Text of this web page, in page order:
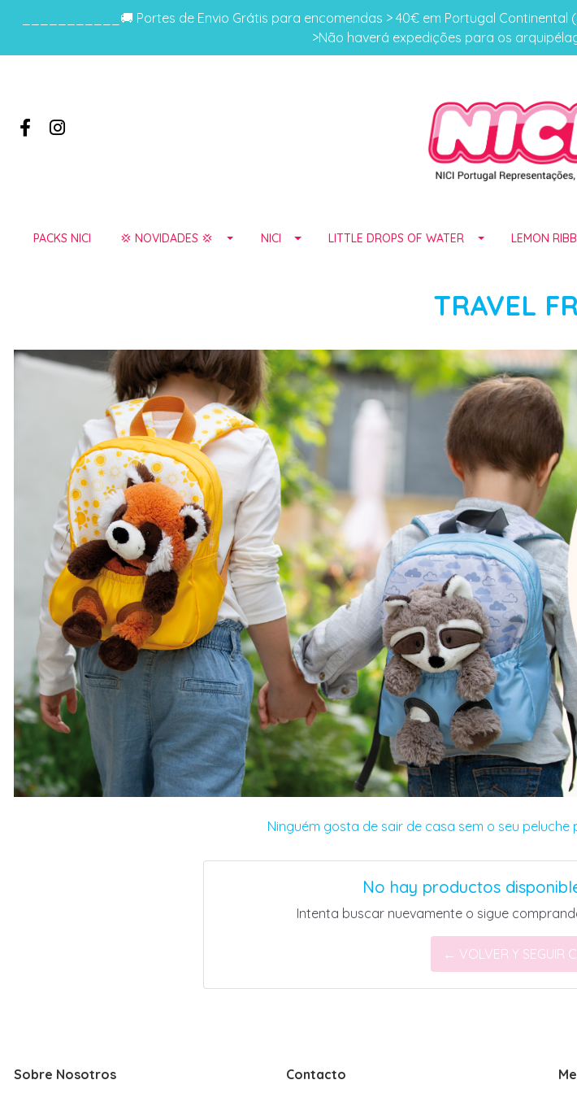
___________🚚 Portes de Envio Grátis para encomendas > 40€ em Portugal
>Não haverá expedições para os
PACKS NICI 💢 NOVIDADES 💢 NICI LITTLE DROPS OF WATER LEMON
TRAVEL
Ninguém gosta de sair de casa sem o seu
No hay productos
Intenta buscar nuevamente o sigue
← VOLVER Y SEGUIR
Sobre Nosotros Contacto